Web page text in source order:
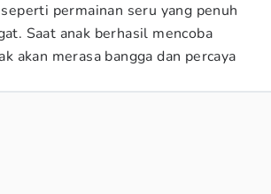
permainan seru yang penuh
Saat anak berhasil mencoba
akan merasa bangga dan percaya